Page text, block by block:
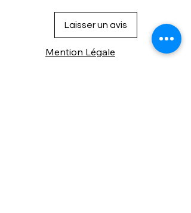
Laisser un avis
Mention Légale